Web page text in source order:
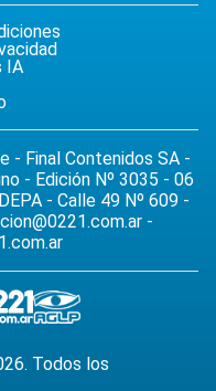
IA
- Final Contenidos SA -
- Edición Nº 3035 - 06
- Calle 49 Nº 609 -
-
Todos los